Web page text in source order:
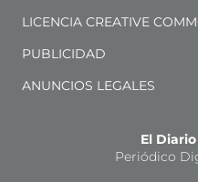
LICENCIA CREATIVE
PUBLICIDAD
ANUNCIOS LEGALES
El
Periódico